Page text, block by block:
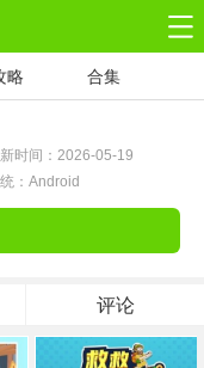
略 合集
时间：2026-05-19
：Android
评论